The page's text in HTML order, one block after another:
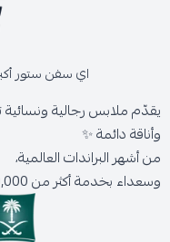
اي سفن ستور
يقدّم ملابس رجالية
وأناقة دائمة ✨
من أشهر البراندات العالمية،
وسعداء بخدمة أكثر من 300,000 عميل حول المملكة.